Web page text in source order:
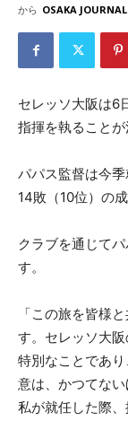
から OSAKA JOURNAL
セレッソ大阪は6
指揮を執ることが
パパス監督は今
14敗（10位）の成
クラブを通じて
す。
「この旅を皆様
す。セレッソ大
特別なことであ
意は、かつてな
私が就任した際